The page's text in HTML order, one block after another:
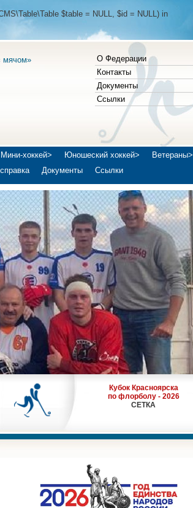
$table = NULL, $id = NULL) in
О Федерации
Контакты
Документы
Ссылки
мячом»
Мини-хоккей> Юношеский хоккей>
Ветераны>
Документы Ссылки
Кубок Красноярска
по флорболу - 2026
СЕТКА